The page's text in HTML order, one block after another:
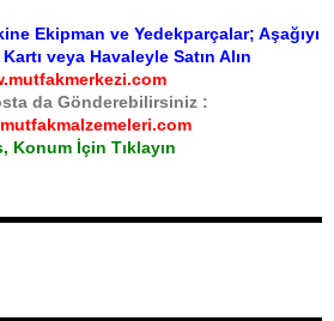
Ekipman ve Yedekparçalar; Aşağıyı
veya Havaleyle Satın Alın
da Gönderebilirsiniz :
Konum İçin Tıklayın